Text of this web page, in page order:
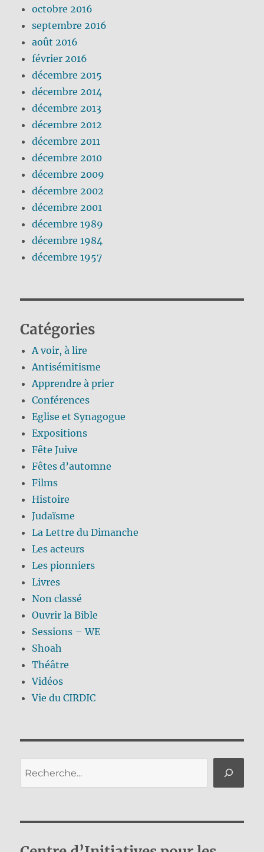
octobre 2016
septembre 2016
août 2016
février 2016
décembre 2015
décembre 2014
décembre 2013
décembre 2012
décembre 2011
décembre 2010
décembre 2009
décembre 2002
décembre 2001
décembre 1989
décembre 1984
décembre 1957
Catégories
A voir, à lire
Antisémitisme
Apprendre à prier
Conférences
Eglise et Synagogue
Expositions
Fête Juive
Fêtes d’automne
Films
Histoire
Judaïsme
La Lettre du Dimanche
Les acteurs
Les pionniers
Livres
Non classé
Ouvrir la Bible
Sessions – WE
Shoah
Théâtre
Vidéos
Vie du CIRDIC